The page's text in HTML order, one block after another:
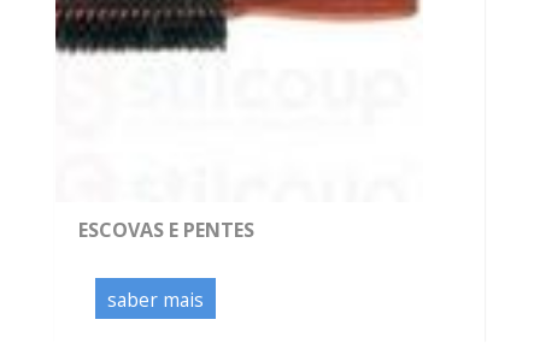
ESCOVAS E PENTES
saber mais